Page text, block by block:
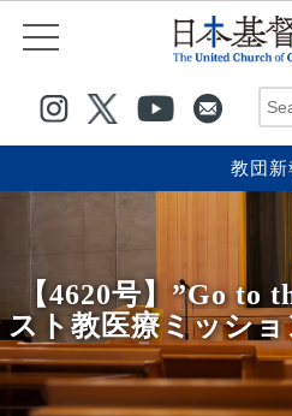
教団新
【4620号】”Go to
スト教医療ミッシ